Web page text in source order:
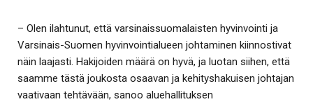
– Olen ilahtunut, että varsinaissuomalaisten hyvinvointi ja
Varsinais-Suomen hyvinvointialueen johtaminen kiinnostivat
näin laajasti. Hakijoiden määrä on hyvä, ja luotan siihen, että
saamme tästä joukosta osaavan ja kehityshakuisen johtajan
vaativaan tehtävään, sanoo aluehallituksen